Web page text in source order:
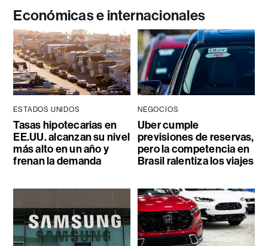
Económicas e internacionales
ESTADOS UNIDOS
Tasas hipotecarias en
EE.UU. alcanzan su nivel
más alto en un año y
frenan la demanda
NEGOCIOS
Uber cumple
previsiones de reservas,
pero la competencia en
Brasil ralentiza los viajes